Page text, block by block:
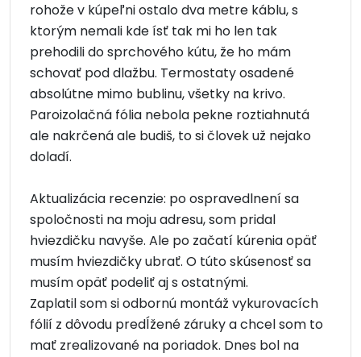
rohože v kúpeľni ostalo dva metre káblu, s
ktorým nemali kde ísť tak mi ho len tak
prehodili do sprchového kútu, že ho mám
schovať pod dlažbu. Termostaty osadené
absolútne mimo bublinu, všetky na krivo.
Paroizolačná fólia nebola pekne roztiahnutá
ale nakrčená ale budiš, to si človek už nejako
doladí.
Aktualizácia recenzie: po ospravedlnení sa
spoločnosti na moju adresu, som pridal
hviezdičku navyše. Ale po začatí kúrenia opäť
musím hviezdičky ubrať. O túto skúsenosť sa
musím opäť podeliť aj s ostatnými.
Zaplatil som si odbornú montáž vykurovacích
fólií z dôvodu predĺžené záruky a chcel som to
mať zrealizované na poriadok. Dnes bol na